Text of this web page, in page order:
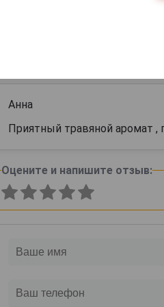
Анна
Приятный травяной аромат ,
Оцените и напишите отзыв: